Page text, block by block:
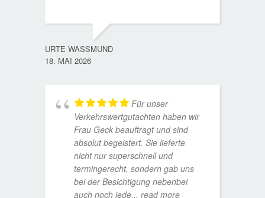
URTE WASSMUND
18. MAI 2026
Für unser
Verkehrswertgutachten haben wir
Frau Geck beauftragt und sind
absolut begeistert. Sie lieferte
nicht nur superschnell und
termingerecht, sondern gab uns
bei der Besichtigung nebenbei
auch noch jede... read more